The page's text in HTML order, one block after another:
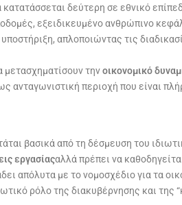
κατατάσσεται δεύτερη σε εθνικό
εξειδικευμένο ανθρώπινο
απλοποιώντας τις
μετασχηματίσουν τηνοικονομικό
ανταγωνιστική περιοχή που είναι
βασικά από τη δέσμευση του
εργασίαςαλλά πρέπει να
απόλυτα με το νομοσχέδιο για τα
ρόλο της διακυβέρνησης και της